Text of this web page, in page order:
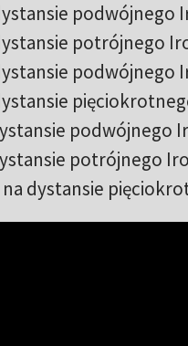
podwójnego
potrójnego
podwójnego
podwójnego
potrójnego
dystansie